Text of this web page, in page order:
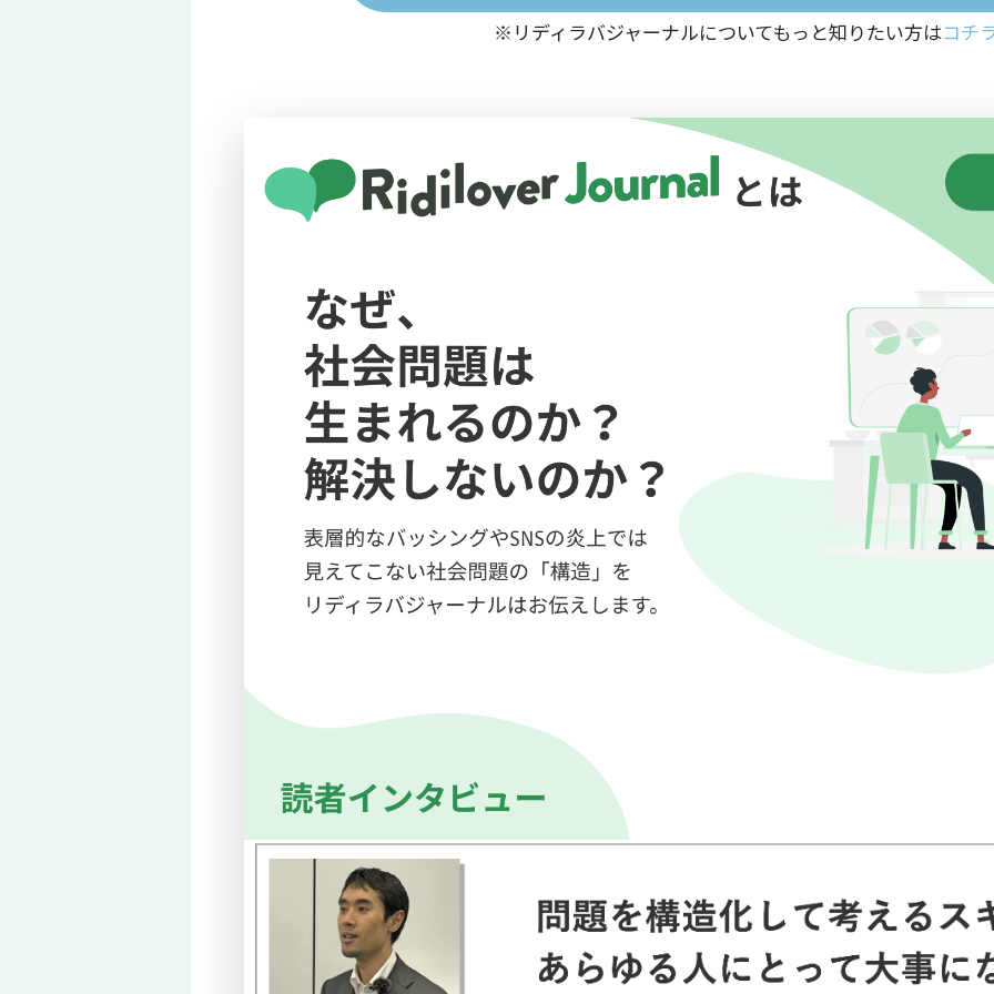
※リディラバジャーナルについてもっと知りたい方はコチ